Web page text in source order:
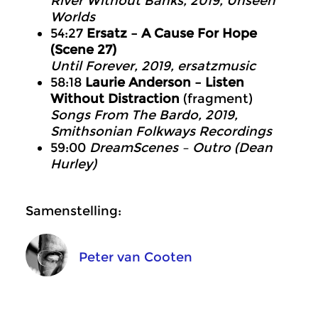
Worlds
54:27 Ersatz – A Cause For Hope
(Scene 27)
Until Forever, 2019, ersatzmusic
58:18 Laurie Anderson – Listen
Without Distraction (fragment)
Songs From The Bardo, 2019,
Smithsonian Folkways Recordings
59:00 DreamScenes – Outro (Dean
Hurley)
Samenstelling:
Peter van Cooten